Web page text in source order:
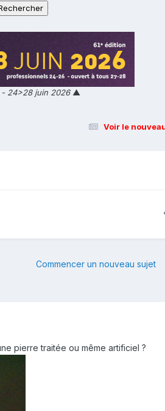
- 24>28 juin 2026▲
Voir le
Commencer un nouveau sujet
pierre traitée ou même artificiel ?